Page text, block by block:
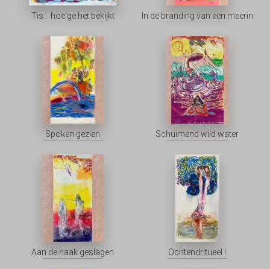
Tis... hoe ge het bekijkt In de branding van een meerin
Spoken gezien Schuimend wild water
Aan de haak geslagen Ochtendritueel I